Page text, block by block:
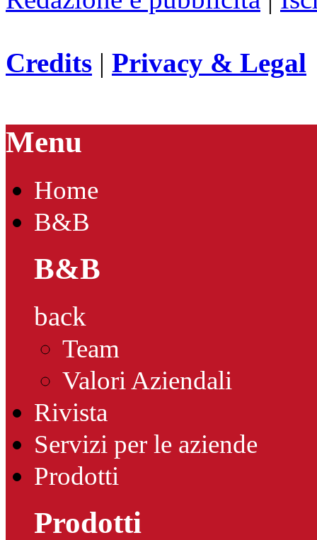
Credits | Privacy & Legal
Menu
Home
B&B
B&B
back
Team
Valori Aziendali
Rivista
Servizi per le aziende
Prodotti
Prodotti